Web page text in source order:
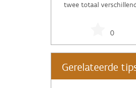
twee totaal
0
Gerelateerde